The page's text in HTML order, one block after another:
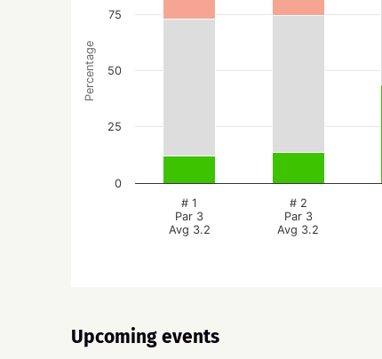
Percentage
# 1
Par 3
Avg 3.2
# 2
Par 3
Avg 3.2
0
25
50
75
Upcoming events